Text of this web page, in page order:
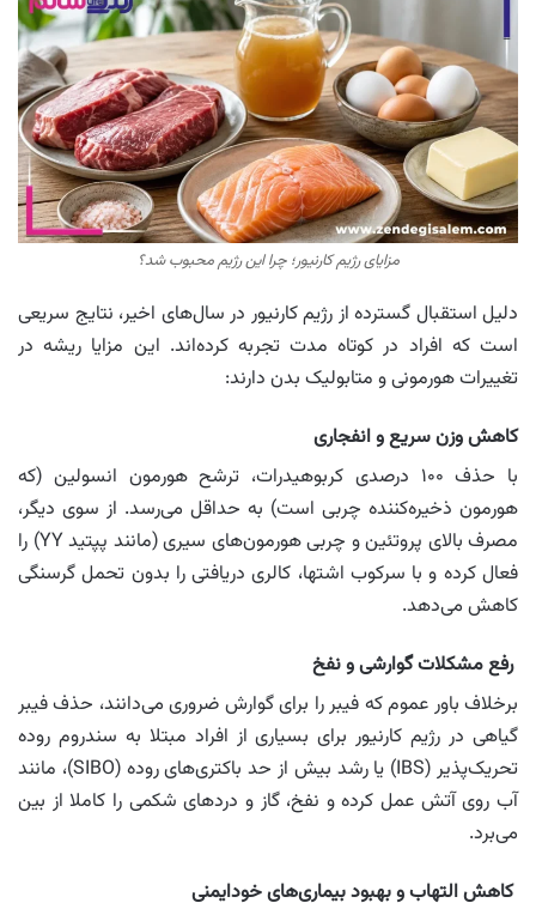
مزایای رژیم کارنیور؛ چرا این رژیم محبوب شد؟
دلیل استقبال گسترده از رژیم کارنیور در سال‌های اخیر، نتایج سریعی
است که افراد در کوتاه مدت تجربه کرده‌اند. این مزایا ریشه در
تغییرات هورمونی و متابولیک بدن دارند:
کاهش وزن سریع و انفجاری
با حذف ۱۰۰ درصدی کربوهیدرات، ترشح هورمون انسولین (که
هورمون ذخیره‌کننده چربی است) به حداقل می‌رسد. از سوی دیگر،
مصرف بالای پروتئین و چربی هورمون‌های سیری (مانند پپتید YY) را
فعال کرده و با سرکوب اشتها، کالری دریافتی را بدون تحمل گرسنگی
کاهش می‌دهد.
رفع مشکلات گوارشی و نفخ
برخلاف باور عموم که فیبر را برای گوارش ضروری می‌دانند، حذف فیبر
گیاهی در رژیم کارنیور برای بسیاری از افراد مبتلا به سندروم روده
تحریک‌پذیر (IBS) یا رشد بیش از حد باکتری‌های روده (SIBO)، مانند
آب روی آتش عمل کرده و نفخ، گاز و دردهای شکمی را کاملا از بین
می‌برد.
کاهش التهاب و بهبود بیماری‌های خودایمنی